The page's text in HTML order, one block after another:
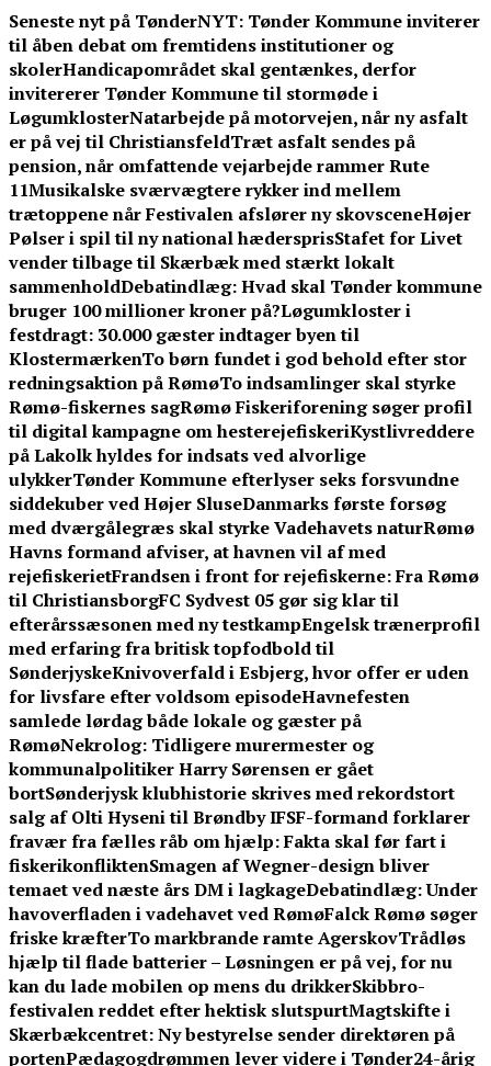
Skip
to
content
Seneste nyt på TønderNYT: Tønder Kommune inviterer
til åben debat om fremtidens institutioner og
skolerHandicapområdet skal gentænkes, derfor
invitererer Tønder Kommune til stormøde i
LøgumklosterNatarbejde på motorvejen, når ny asfalt
er på vej til ChristiansfeldTræt asfalt sendes på
pension, når omfattende vejarbejde rammer Rute
11Musikalske sværvægtere rykker ind mellem
trætoppene når Festivalen afslører ny skovsceneHøjer
Pølser i spil til ny national hædersprisStafet for Livet
vender tilbage til Skærbæk med stærkt lokalt
sammenholdDebatindlæg: Hvad skal Tønder kommune
bruger 100 millioner kroner på?Løgumkloster i
festdragt: 30.000 gæster indtager byen til
KlostermærkenTo børn fundet i god behold efter stor
redningsaktion på RømøTo indsamlinger skal styrke
Rømø-fiskernes sagRømø Fiskeriforening søger profil
til digital kampagne om hesterejefiskeriKystlivreddere
på Lakolk hyldes for indsats ved alvorlige
ulykkerTønder Kommune efterlyser seks forsvundne
siddekuber ved Højer SluseDanmarks første forsøg
med dværgålegræs skal styrke Vadehavets naturRømø
Havns formand afviser, at havnen vil af med
rejefiskerietFrandsen i front for rejefiskerne: Fra Rømø
til ChristiansborgFC Sydvest 05 gør sig klar til
efterårssæsonen med ny testkampEngelsk trænerprofil
med erfaring fra britisk topfodbold til
SønderjyskeKnivoverfald i Esbjerg, hvor offer er uden
for livsfare efter voldsom episodeHavnefesten
samlede lørdag både lokale og gæster på
RømøNekrolog: Tidligere murermester og
kommunalpolitiker Harry Sørensen er gået
bortSønderjysk klubhistorie skrives med rekordstort
salg af Olti Hyseni til Brøndby IFSF-formand forklarer
fravær fra fælles råb om hjælp: Fakta skal før fart i
fiskerikonfliktenSmagen af Wegner-design bliver
temaet ved næste års DM i lagkageDebatindlæg: Under
havoverfladen i vadehavet ved RømøFalck Rømø søger
friske kræfterTo markbrande ramte AgerskovTrådløs
hjælp til flade batterier – Løsningen er på vej, for nu
kan du lade mobilen op mens du drikkerSkibbro-
festivalen reddet efter hektisk slutspurtMagtskifte i
Skærbækcentret: Ny bestyrelse sender direktøren på
portenPædagogdrømmen lever videre i Tønder24-årig